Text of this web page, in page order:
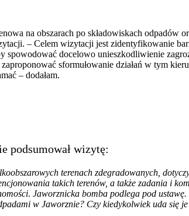
na obszarach po składowiskach
– Celem wizytacji jest zidentyfikowanie
spowodować docelowo unieszkodliwienie
sformułowanie działań w tym
– dodałam.
podsumował wizytę:
terenach zdegradowanych,
takich terenów, a także zadania i
. Jaworznicka bomba podlega pod
w Jaworznie? Czy kiedykolwiek uda się